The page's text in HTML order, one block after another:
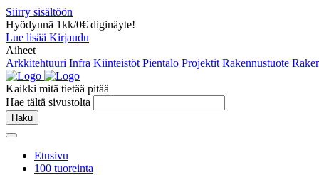
Siirry sisältöön
Hyödynnä 1kk/0€ diginäyte!
Lue lisää Kirjaudu
Aiheet
Arkkitehtuuri Infra Kiinteistöt Pientalo Projektit Rakennustuote
Kaikki mitä tietää pitää
Hae tältä sivustolta
Haku
Etusivu
100 tuoreinta